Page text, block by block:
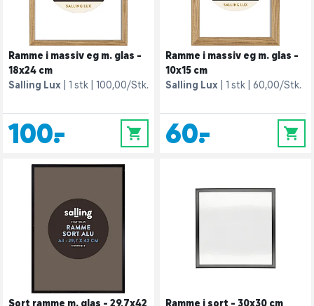
Ramme i massiv eg m. glas -
18x24 cm
Salling Lux
1 stk 100,00/Stk.
100,- 0
Ramme i massiv eg m. glas -
10x15 cm
Salling Lux
1 stk 60,00/Stk.
60,- 0
Sort ramme m. glas - 29,7x42
Ramme i sort - 30x30 cm